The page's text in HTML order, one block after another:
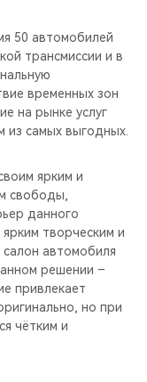
50 автомобилей
трансмиссии и в
временных зон
на рынке услуг
из самых выгодных.
ярким и
свободы,
данного
творческим и
салон автомобиля
решении –
привлекает
но при
чётким и